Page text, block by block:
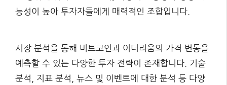
능성이 높아 투자자들에게 매력적인 조합입니다.
시장 분석을 통해 비트코인과 이더리움의 가격 변동을
예측할 수 있는 다양한 투자 전략이 존재합니다. 기술
분석, 지표 분석, 뉴스 및 이벤트에 대한 분석 등 다양